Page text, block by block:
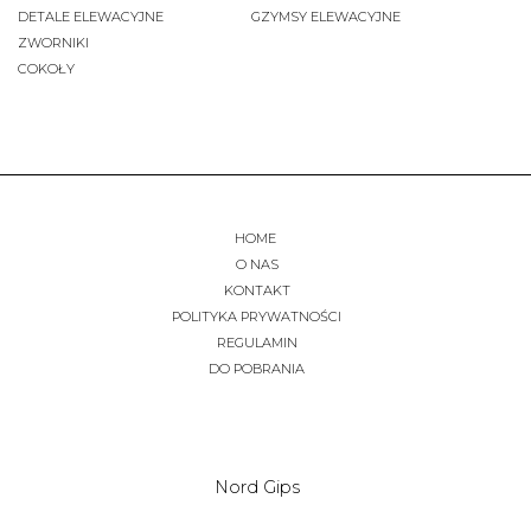
DETALE ELEWACYJNE
ZWORNIKI
COKOŁY
GZYMSY ELEWACYJNE
HOME
O NAS
KONTAKT
POLITYKA PRYWATNOŚCI
REGULAMIN
DO POBRANIA
Nord Gips